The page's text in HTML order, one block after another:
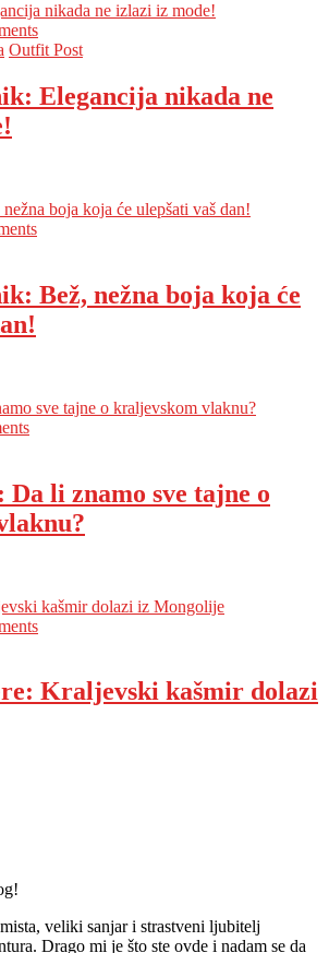
nikada ne izlazi iz mode!
Outfit Post
Elegancija nikada ne
boja koja će ulepšati vaš dan!
Bež, nežna boja koja će
sve tajne o kraljevskom vlaknu?
li znamo sve tajne o
kašmir dolazi iz Mongolije
Kraljevski kašmir dolazi
veliki sanjar i strastveni ljubitelj
Drago mi je što ste ovde i nadam se da